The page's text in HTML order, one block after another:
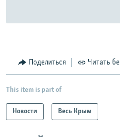
Поделиться Читать
This item is part of
Новости Весь Крым